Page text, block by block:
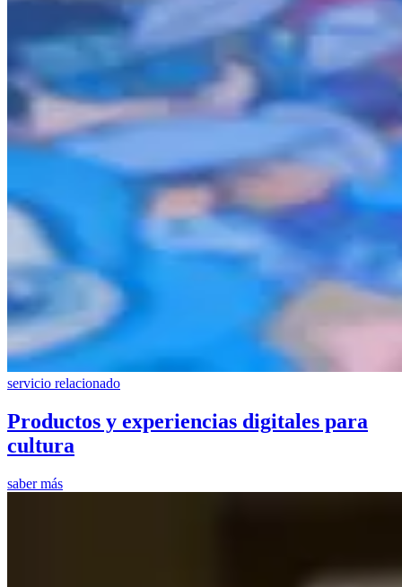
servicio relacionado
Productos y experiencias digitales para
cultura
saber más